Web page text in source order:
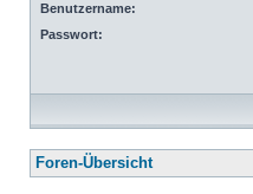
Benutzername:
Passwort:
Foren-Übersicht